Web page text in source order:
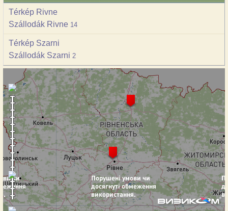
Térkép Rivne
Szállodák Rivne 14
Térkép Szarni
Szállodák Szarni 2